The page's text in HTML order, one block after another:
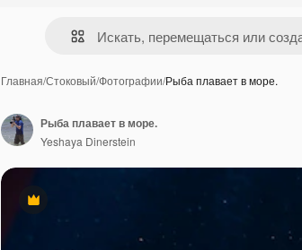
Главная/Стоковый/Фотографии/Рыба плавает в море.
Премиум
Рыба плавает в море.
Yeshaya Dinerstein